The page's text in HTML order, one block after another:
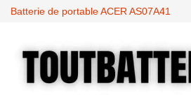
Batterie de portable ACER AS07A41